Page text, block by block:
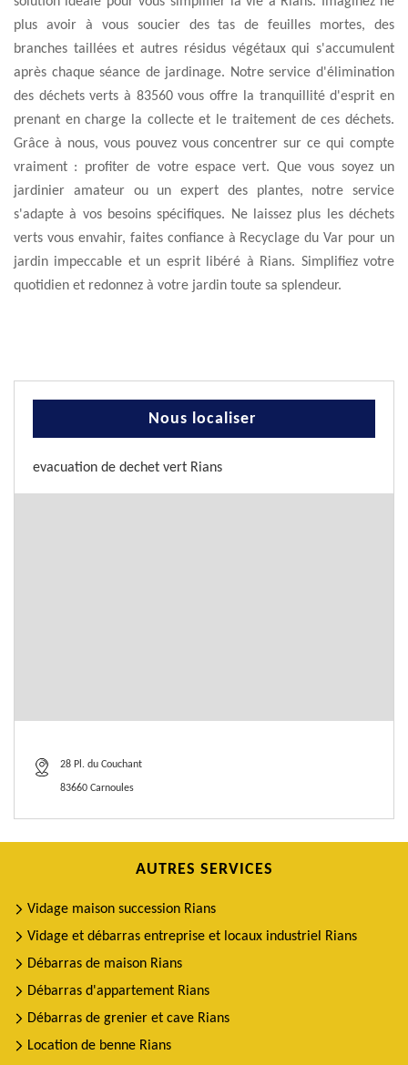
plus avoir à vous soucier des tas de feuilles mortes, des
branches taillées et autres résidus végétaux qui s'accumulent
après chaque séance de jardinage. Notre service d'élimination
des déchets verts à 83560 vous offre la tranquillité d'esprit en
prenant en charge la collecte et le traitement de ces déchets.
Grâce à nous, vous pouvez vous concentrer sur ce qui compte
vraiment : profiter de votre espace vert. Que vous soyez un
jardinier amateur ou un expert des plantes, notre service
s'adapte à vos besoins spécifiques. Ne laissez plus les déchets
verts vous envahir, faites confiance à Recyclage du Var pour un
jardin impeccable et un esprit libéré à Rians. Simplifiez votre
quotidien et redonnez à votre jardin toute sa splendeur.
Nous localiser
evacuation de dechet vert Rians
28 Pl. du Couchant
83660 Carnoules
AUTRES SERVICES
Vidage maison succession Rians
Vidage et débarras entreprise et locaux industriel Rians
Débarras de maison Rians
Débarras d'appartement Rians
Débarras de grenier et cave Rians
Location de benne Rians